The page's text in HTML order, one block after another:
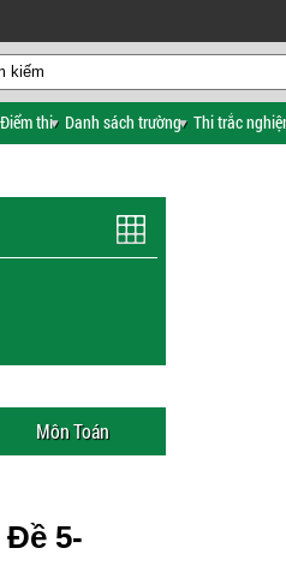
Điểm thi Danh sách trường Thi trắc
Môn Toán
5-